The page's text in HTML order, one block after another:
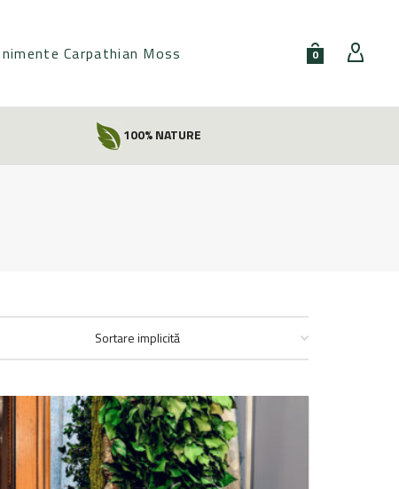
Carpathian Moss 0
100% NATURE